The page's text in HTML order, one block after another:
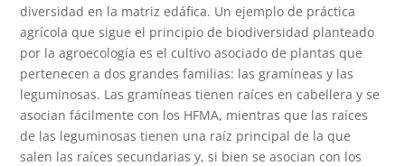
diversidad en la matriz edáfica. Un ejemplo de práctica
agrícola que sigue el principio de biodiversidad planteado
por la agroecología es el cultivo asociado de plantas que
pertenecen a dos grandes familias: las gramíneas y las
leguminosas. Las gramíneas tienen raíces en cabellera y se
asocian fácilmente con los HFMA, mientras que las raíces
de las leguminosas tienen una raíz principal de la que
salen las raíces secundarias y, si bien se asocian con los